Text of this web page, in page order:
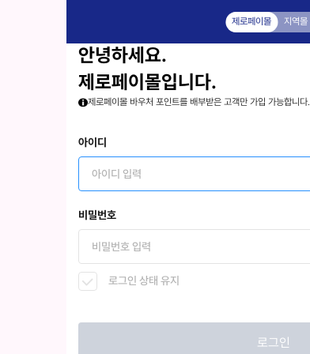
제로페이몰 지역몰
안녕하세요.
제로페이몰입니다.
제로페이몰 바우처 포인트를 배부받은 고객만 가입 가능합니다.
아이디
비밀번호
로그인 상태 유지
로그인